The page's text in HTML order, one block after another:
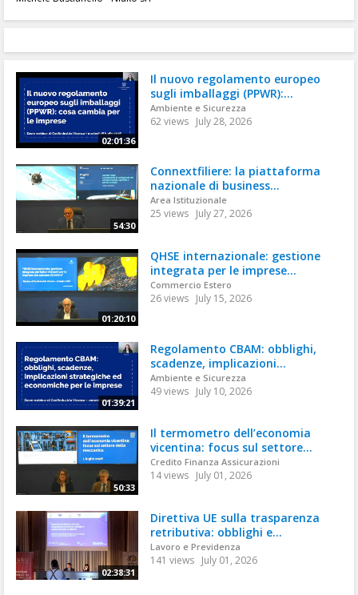
02:01:36
Il nuovo regolamento europeo
sugli imballaggi (PPWR):...
Ambiente e Sicurezza
62 views July 28, 2026
54:30
Connextfiliere: la piattaforma
nazionale di business...
Area Istituzionale
25 views July 27, 2026
01:20:10
QHSE internazionale: gestione
integrata per le imprese...
Commercio Estero
26 views July 15, 2026
01:39:21
Regolamento CBAM: obblighi,
scadenze, implicazioni...
Ambiente e Sicurezza
49 views July 10, 2026
50:33
Il termometro dell’economia
vicentina: focus sul settore...
Credito Finanza Assicurazioni
14 views July 01, 2026
02:38:31
Direttiva UE sulla trasparenza
retributiva: obblighi e...
Lavoro e Previdenza
141 views July 01, 2026